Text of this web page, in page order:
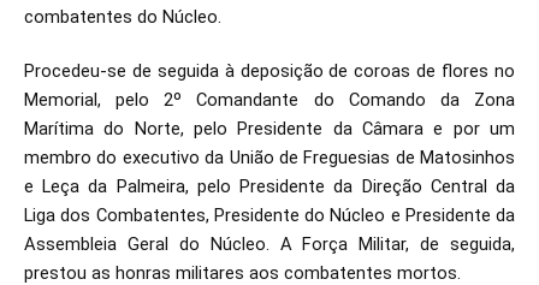
combatentes do Núcleo.
Procedeu-se de seguida à deposição de coroas de flores no
Memorial, pelo 2º Comandante do Comando da Zona
Marítima do Norte, pelo Presidente da Câmara e por um
membro do executivo da União de Freguesias de Matosinhos
e Leça da Palmeira, pelo Presidente da Direção Central da
Liga dos Combatentes, Presidente do Núcleo e Presidente da
Assembleia Geral do Núcleo. A Força Militar, de seguida,
prestou as honras militares aos combatentes mortos.